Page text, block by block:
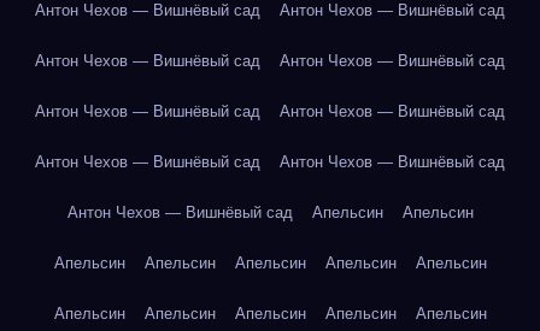
Антон Чехов — Вишнёвый сад Антон Чехов — Вишнёвый сад
Антон Чехов — Вишнёвый сад Антон Чехов — Вишнёвый сад
Антон Чехов — Вишнёвый сад Антон Чехов — Вишнёвый сад
Антон Чехов — Вишнёвый сад Антон Чехов — Вишнёвый сад
Антон Чехов — Вишнёвый сад Апельсин Апельсин
Апельсин Апельсин Апельсин Апельсин Апельсин
Апельсин Апельсин Апельсин Апельсин Апельсин